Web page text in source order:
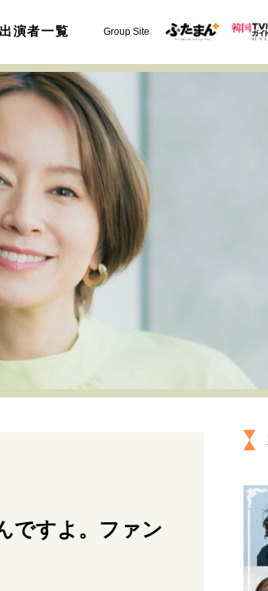
出演者一覧 Group Site
挫折からの再起
10代の挫折と原点
いう決断 大人の学び直し
次世代へのバトン トップが描く未来
一生モノの愛用品
ですよ。ファン